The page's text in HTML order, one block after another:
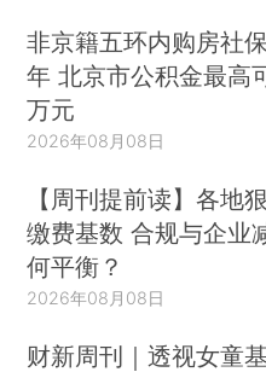
非京籍五环内购房社
年 北京市公积金最高
万元
2026年08月08日
【周刊提前读】各地
缴费基数 合规与企业
何平衡？
2026年08月08日
财新周刊｜透视女童